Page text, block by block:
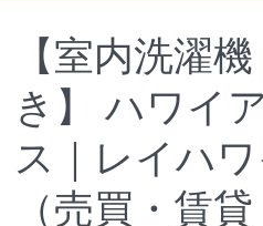
【室内洗濯
き】 ハワイ
ス｜レイハ
（売買・賃